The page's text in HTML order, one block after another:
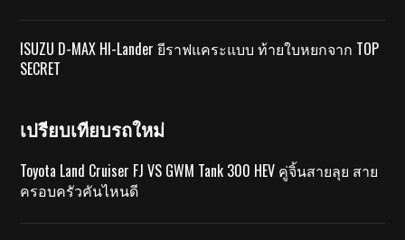
ISUZU D-MAX HI-Lander ยีราฟแคระแบบ ท้ายใบหยกจาก TOP
SECRET
เปรียบเทียบรถใหม่
Toyota Land Cruiser FJ VS GWM Tank 300 HEV คู่จิ้นสายลุย สาย
ครอบครัวคันไหนดี